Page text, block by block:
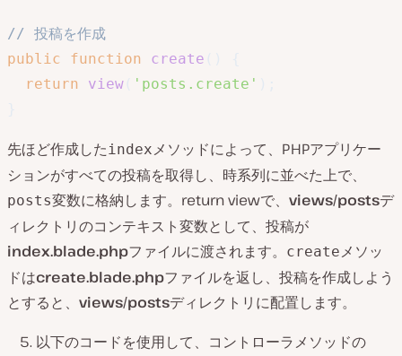
// 投稿を作成
public
function create
return
view 'posts.create'
先ほど作成したindexメソッドによって、PHPアプリケー
ションがすべての投稿を取得し、時系列に並べた上で、
posts変数に格納します。return viewで、 views/postsデ
ィレクトリのコンテキスト変数として、投稿が
index.blade.phpファイルに渡されます。 createメソッ
ドはcreate.blade.phpファイルを返し、投稿を作成しよう
とすると、 views/postsディレクトリに配置します。
以下のコードを使用して、コントローラメソッドの